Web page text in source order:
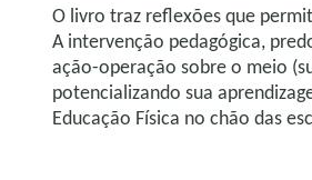
O livro traz reflexões que
A intervenção pedagógica,
ação-operação sobre o meio
potencializando sua
Educação Física no chão das